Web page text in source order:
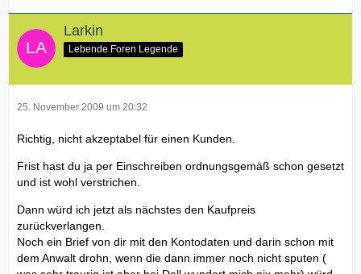
Larkin
Lebende Foren Legende
25. November 2009 um 20:32
Richtig, nicht akzeptabel für einen Kunden.
Frist hast du ja per Einschreiben ordnungsgemäß schon gesetzt
und ist wohl verstrichen.
Dann würd ich jetzt als nächstes den Kaufpreis
zurückverlangen.
Noch ein Brief von dir mit den Kontodaten und darin schon mit
dem Anwalt drohn, wenn die dann immer noch nicht sputen (